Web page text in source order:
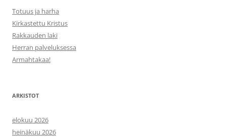
Totuus ja harha
Kirkastettu Kristus
Rakkauden laki
Herran palveluksessa
Armahtakaa!
ARKISTOT
elokuu 2026
heinäkuu 2026